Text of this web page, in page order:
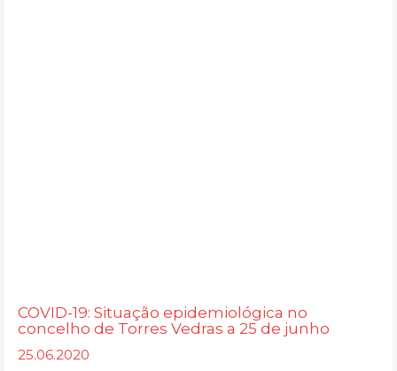
COVID-19: Situação epidemiológica no
concelho de Torres Vedras a 25 de junho
25.06.2020